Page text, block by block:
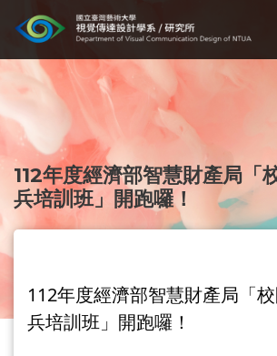
112年度經濟部智慧財產局「
兵培訓班」開跑囉！
112年度經濟部智慧財產局「
兵培訓班」開跑囉！